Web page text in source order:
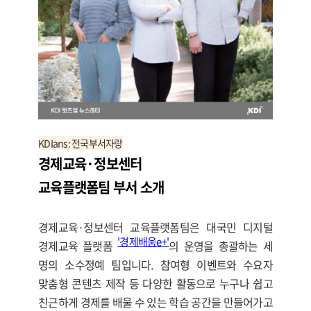
KDIans: 전국부서자랑
경제교육·정보센터
교육플랫폼팀 부서 소개
경제교육·정보센터 교육플랫폼팀은 대국민 디지털
경제교육 플랫폼'경제배움e+'의 운영을 총괄하는 세
명의 소수정예 팀입니다. 참여형 이벤트와 수요자
맞춤형 콘텐츠 제작 등 다양한 활동으로 누구나 쉽고
친근하게 경제를 배울 수 있는 학습 공간을 만들어가고